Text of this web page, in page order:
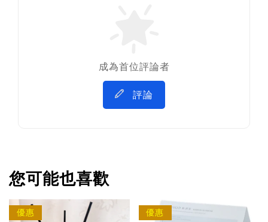
成為首位評論者
評論
您可能也喜歡
優惠 優惠